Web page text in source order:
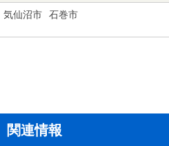
気仙沼市 石巻市
関連情報